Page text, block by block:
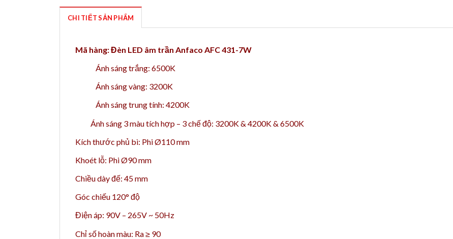
CHI TIẾT SẢN PHẨM
Mã hàng: Đèn LED âm trần Anfaco AFC 431-7W
Ánh sáng trắng: 6500K
Ánh sáng vàng: 3200K
Ánh sáng trung tính: 4200K
Ánh sáng 3 màu tích hợp – 3 chế độ: 3200K & 4200K & 6500K
Kích thước phủ bì: Phi Ø110 mm
Khoét lỗ: Phi Ø90 mm
Chiều dày đế: 45 mm
Góc chiếu 120° độ
Điện áp: 90V – 265V ~ 50Hz
Chỉ số hoàn màu: Ra ≥ 90